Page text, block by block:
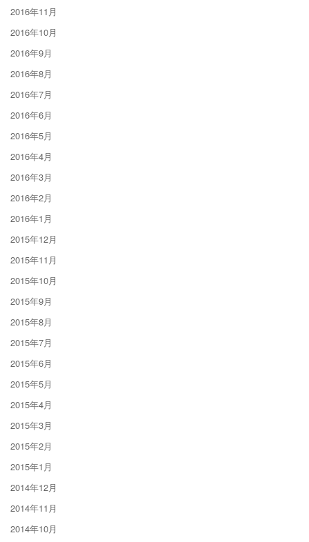
2016年11月
2016年10月
2016年9月
2016年8月
2016年7月
2016年6月
2016年5月
2016年4月
2016年3月
2016年2月
2016年1月
2015年12月
2015年11月
2015年10月
2015年9月
2015年8月
2015年7月
2015年6月
2015年5月
2015年4月
2015年3月
2015年2月
2015年1月
2014年12月
2014年11月
2014年10月